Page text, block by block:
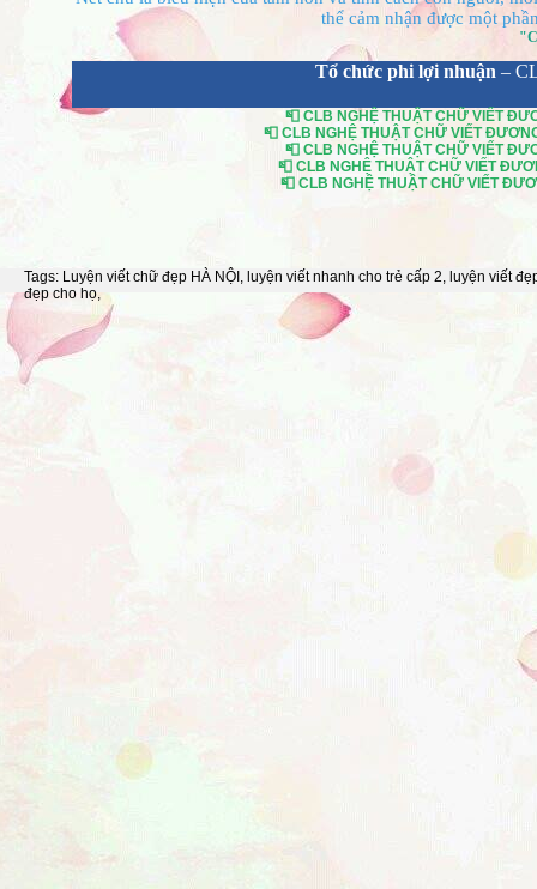
thể cảm nhận được một
Tổ chức phi lợi nhuận –
📮 CLB NGHỆ THUẬT CHỮ VIẾT
📮 CLB NGHỆ THUẬT CHỮ VIẾT
📮 CLB NGHỆ THUẬT CHỮ VIẾT
📮 CLB NGHỆ THUẬT CHỮ VIẾT
📮 CLB NGHỆ THUẬT CHỮ VIẾT
Tags: Luyện viết chữ đẹp HÀ NỘI , luyện viết nhanh cho trẻ cấp 2, luyện viết
đẹp cho họ,